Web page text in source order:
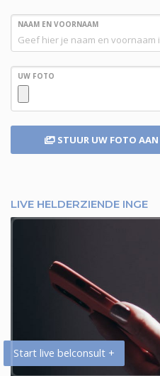
NAAM EN VOORNAAM
UW FOTO
STUUR UW FOTO AAN
LIVE HELDERZIENDE INGE
Start live belconsult +